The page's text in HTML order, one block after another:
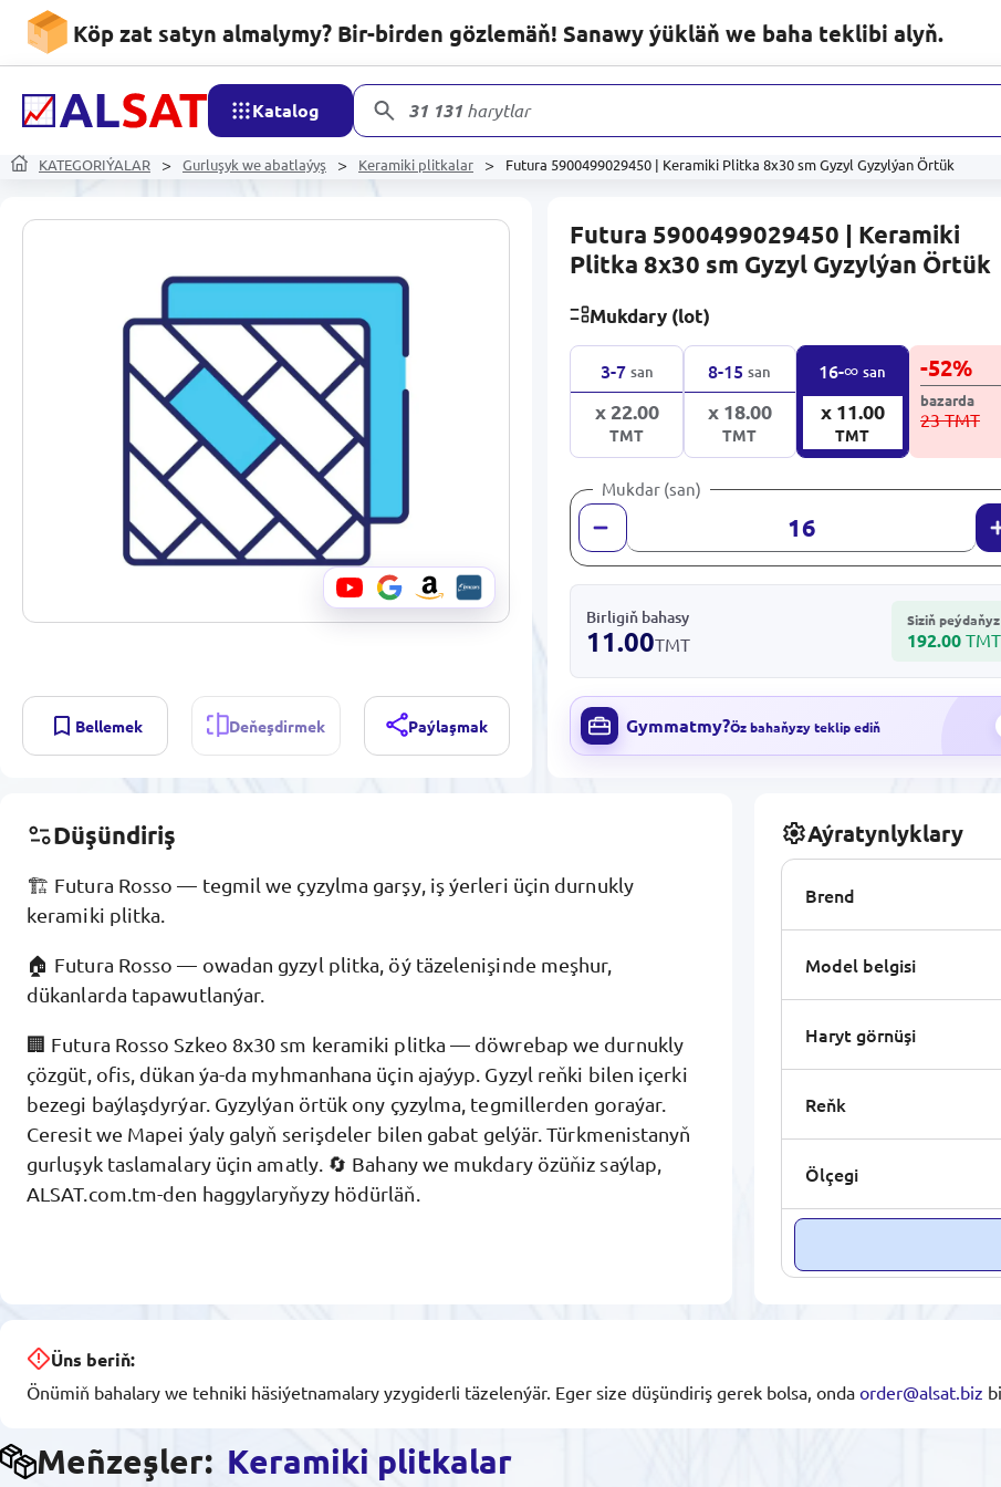
Köp zat satyn almalymy? Bir-birden gözlemäň! Sanawy ýükläň we baha teklibi alyň.
Katalog 31 131 harytlaryň aras
KATEGORIÝALAR Gurluşyk we abatlaýyş Keramiki plitkalar Futura 5900499029450 | Keramiki Plitka 8x30 sm Gyzyl Gyzylýan Örtük
Bellemek Deňeşdirmek Paýlaşmak
Futura 5900499029450 | Keramiki
Plitka 8x30 sm Gyzyl Gyzylýan Örtük
Mukdary (lot)
3-7 san
x 22.00
TMT
8-15 san
x 18.00
TMT
16-∞ san
x 11.00
TMT
-52%
bazarda
23 TMT
Mukdar (san)
Birligiň bahasy
11.00TMT
Siziň peýdaňyz
192.00 TMT
Gymmatmy?Öz bahaňyzy teklip ediň
Düşündiriş
🏗️ Futura Rosso — tegmil we çyzylma garşy, iş ýerleri üçin durnukly
keramiki plitka.
🏠 Futura Rosso — owadan gyzyl plitka, öý täzelenişinde meşhur,
dükanlarda tapawutlanýar.
🏢 Futura Rosso Szkeo 8x30 sm keramiki plitka — döwrebap we durnukly
çözgüt, ofis, dükan ýa-da myhmanhana üçin ajaýyp. Gyzyl reňki bilen içerki
bezegi baýlaşdyrýar. Gyzylýan örtük ony çyzylma, tegmillerden goraýar.
Ceresit we Mapei ýaly galyň serişdeler bilen gabat gelýär. Türkmenistanyň
gurluşyk taslamalary üçin amatly. 🔄 Bahany we mukdary özüňiz saýlap,
ALSAT.com.tm-den haggylaryňyzy hödürläň.
Aýratynlyklary
Brend
Model belgisi
Haryt görnüşi
Reňk
Ölçegi
Üns beriň:
Önümiň bahalary we tehniki häsiýetnamalary yzygiderli täzelenýär. Eger size düşündiriş gerek bolsa, onda order@alsat.biz
Meñzeşler: Keramiki plitkalar